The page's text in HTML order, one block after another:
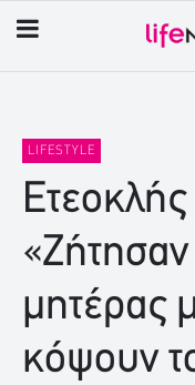
LIFESTYLE
«Ζήτησαν
μητέρας
κόψουν